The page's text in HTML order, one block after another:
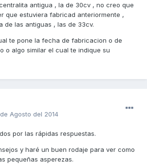
antigua , la de 30cv , no creo que
que estuviera fabricad anteriormente ,
de las antiguas , las de 33cv.
te pone la fecha de fabricacion o de
o algo similar el cual te indique su
Agosto del 2014
por las rápidas respuestas.
y haré un buen rodaje para ver como
pequeñas asperezas.